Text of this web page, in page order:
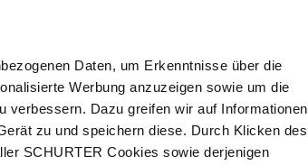
Daten, um Erkenntnisse über die
Werbung anzuzeigen sowie um die
verbessern. Dazu greifen wir auf Informationen
zu und speichern diese. Durch Klicken des
SCHURTER Cookies sowie derjenigen